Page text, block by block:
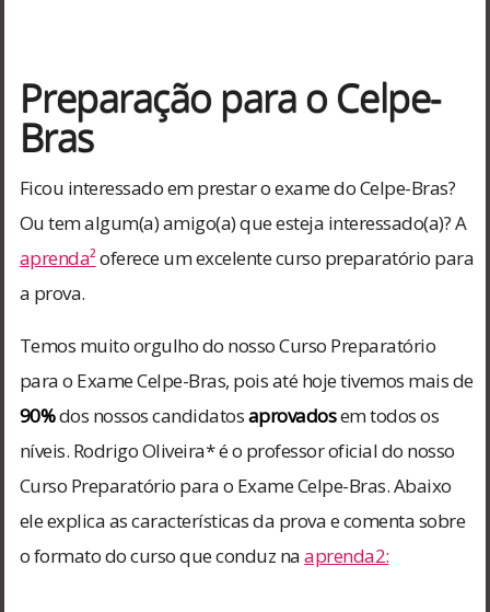
Preparação para o Celpe-
Bras
Ficou interessado em prestar o exame do Celpe-Bras?
Ou tem algum(a) amigo(a) que esteja interessado(a)? A
aprenda²oferece um excelente curso preparatório para
a prova.
Temos muito orgulho do nosso Curso Preparatório
para o Exame Celpe-Bras, pois até hoje tivemos mais de
90%dos nossos candidatosaprovadosem todos os
níveis. Rodrigo Oliveira* é o professor oficial do nosso
Curso Preparatório para o Exame Celpe-Bras. Abaixo
ele explica as características da prova e comenta sobre
o formato do curso que conduz naaprenda2: